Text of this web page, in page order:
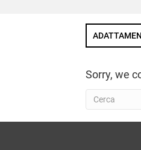
Sorry, we